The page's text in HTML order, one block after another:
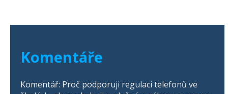
Komentáře
Komentář: Proč podporuji regulaci telefonů ve